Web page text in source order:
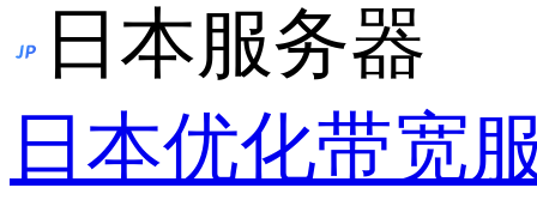
日本服务器
日本优化带宽